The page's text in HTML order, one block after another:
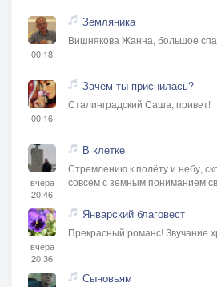
00:18
Земляника
Вишнякова Жанна, большое
00:16
Зачем ты приснилась?
Сталинградский Саша, привет!
вчера
20:46
В клетке
Стремлению к полёту и небу,
совсем с земным пониманием
вчера
20:36
Январский благовест
Прекрасный романс! Звучание
Сыновьям